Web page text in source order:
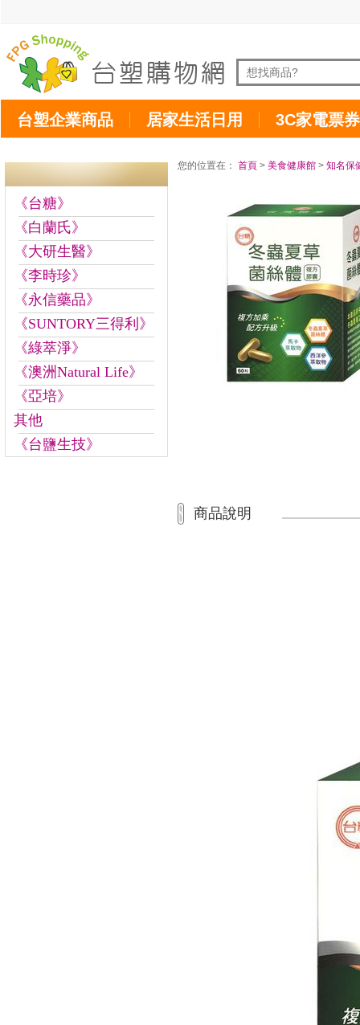
台塑企業商品 居家生活日用 3C家電票券
《台糖》
《白蘭氏》
《大研生醫》
《李時珍》
《永信藥品》
《SUNTORY三得利》
《綠萃淨》
《澳洲Natural Life》
《亞培》
其他
《台鹽生技》
您的位置在： 首頁 > 美食健康館 > 知名保
商品說明